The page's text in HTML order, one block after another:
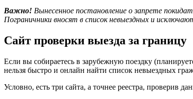
Важно! Вынесенное постановление о запрете
Пограничники вносят в список невыездных и
Сайт проверки выезда за границу
Если вы собираетесь в зарубежную поездку
нельзя быстро и онлайн найти список невыездных
Условно, есть три сайта, а точнее реестра, проверив